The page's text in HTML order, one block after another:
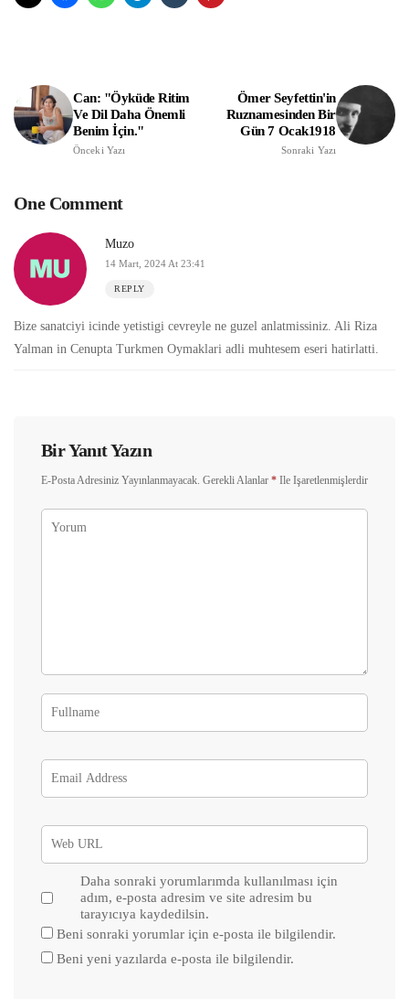
Can: "Öyküde Ritim
Ve Dil Daha Önemli
Benim İçin."
Önceki Yazı
Ömer Seyfettin'in
Ruznamesinden Bir
Gün 7 Ocak1918
Sonraki Yazı
One Comment
Muzo
14 Mart, 2024 At 23:41
REPLY
Bize sanatciyi icinde yetistigi cevreyle ne guzel anlatmissiniz. Ali Riza
Yalman in Cenupta Turkmen Oymaklari adli muhtesem eseri hatirlatti.
Bir Yanıt Yazın
E-Posta Adresiniz Yayınlanmayacak. Gerekli Alanlar * Ile Işaretlenmişlerdir
Daha sonraki yorumlarımda kullanılması için
adım, e-posta adresim ve site adresim bu
tarayıcıya kaydedilsin.
Beni sonraki yorumlar için e-posta ile bilgilendir.
Beni yeni yazılarda e-posta ile bilgilendir.